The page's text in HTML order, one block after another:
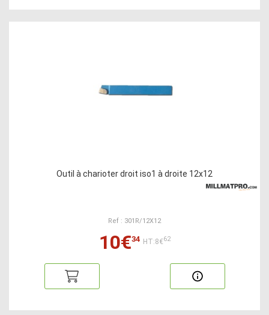
Outil à charioter droit iso1 à droite 12x12
Ref : 301R/12X12
10€34 HT:8€62